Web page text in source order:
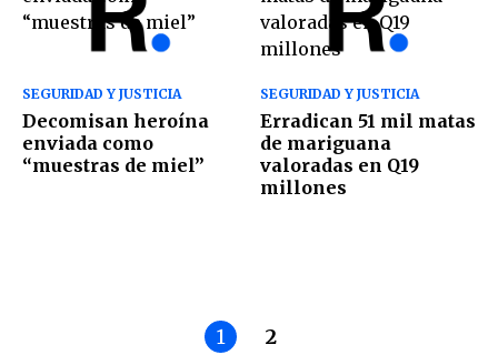
SEGURIDAD Y JUSTICIA
Decomisan heroína
enviada como
“muestras de miel”
SEGURIDAD Y JUSTICIA
Erradican 51 mil matas
de mariguana
valoradas en Q19
millones
1 2